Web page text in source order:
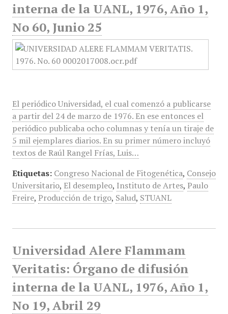
interna de la UANL, 1976, Año 1,
No 60, Junio 25
El periódico Universidad, el cual comenzó a publicarse
a partir del 24 de marzo de 1976. En ese entonces el
periódico publicaba ocho columnas y tenía un tiraje de
5 mil ejemplares diarios. En su primer número incluyó
textos de Raúl Rangel Frías, Luis…
Etiquetas: Congreso Nacional de Fitogenética, Consejo
Universitario, El desempleo, Instituto de Artes, Paulo
Freire, Producción de trigo, Salud, STUANL
Universidad Alere Flammam
Veritatis: Órgano de difusión
interna de la UANL, 1976, Año 1,
No 19, Abril 29